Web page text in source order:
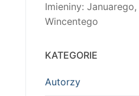
Imieniny: Januarego,
Wincentego
KATEGORIE
Autorzy